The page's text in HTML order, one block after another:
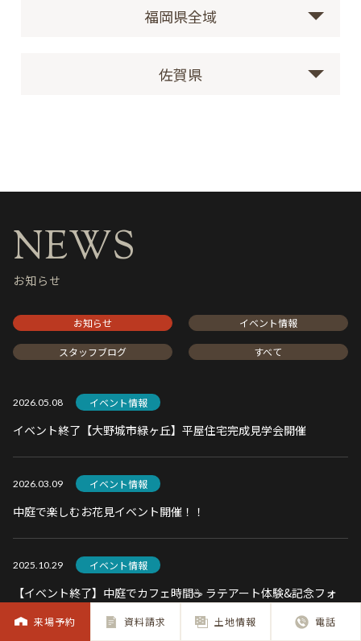
来場予約 資料請求 土地情報 電話
福岡県全域
佐賀県
お知らせ
お知らせ イベント情報
スタッフブログ すべて
2026.05.08 イベント情報
イベント終了【大野城市緑ヶ丘】平屋住宅完成見学会開催
2026.03.09 イベント情報
中庭で楽しむお花見イベント開催！！
2025.10.29 イベント情報
【イベント終了】中庭でカフェ時間☕ ラテアート体験&記念フォ
ト付きイベント開催！【in アトリエ博多】